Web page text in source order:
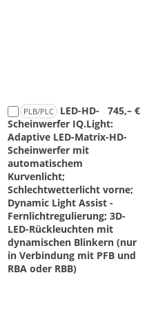
PLB/PLC 745,– €
LED-HD-
Scheinwerfer IQ.Light:
Adaptive LED-Matrix-HD-
Scheinwerfer mit
automatischem
Kurvenlicht;
Schlechtwetterlicht vorne;
Dynamic Light Assist -
Fernlichtregulierung; 3D-
LED-Rückleuchten mit
dynamischen Blinkern (nur
in Verbindung mit PFB und
RBA oder RBB)